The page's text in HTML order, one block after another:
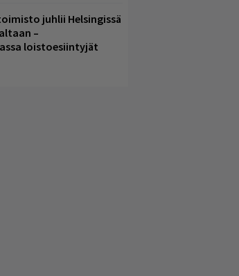
juhlii Helsingissä
–
loistoesiintyjät